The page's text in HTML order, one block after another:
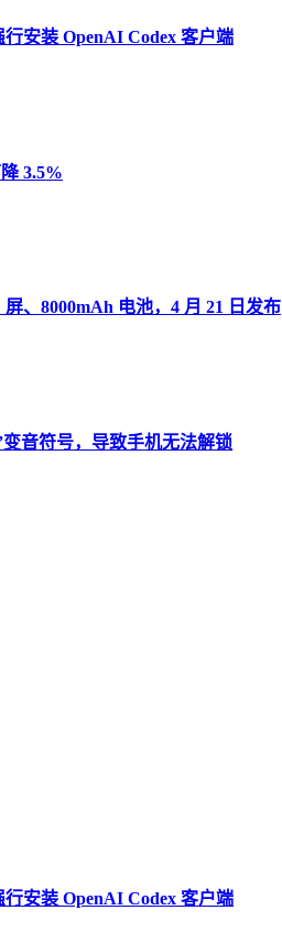
安装 OpenAI Codex 客户端
3.5%
、8000mAh 电池，4 月 21 日发布
音符号，导致手机无法解锁
安装 OpenAI Codex 客户端